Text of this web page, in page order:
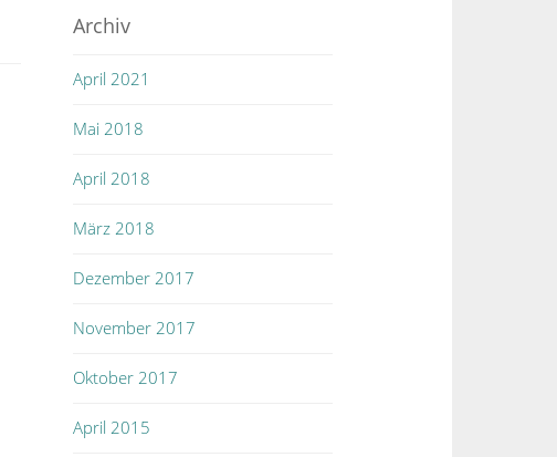
Archiv
April 2021
Mai 2018
April 2018
März 2018
Dezember 2017
November 2017
Oktober 2017
April 2015